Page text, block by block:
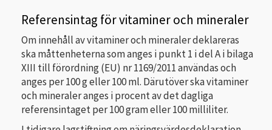
Referensintag för vitaminer och mineraler
Om innehåll av vitaminer och mineraler deklareras
ska måttenheterna som anges i punkt 1 i del A i bilaga
XIII till förordning (EU) nr 1169/2011 användas och
anges per 100 g eller 100 ml. Därutöver ska vitaminer
och mineraler anges i procent av det dagliga
referensintaget per 100 gram eller 100 milliliter.